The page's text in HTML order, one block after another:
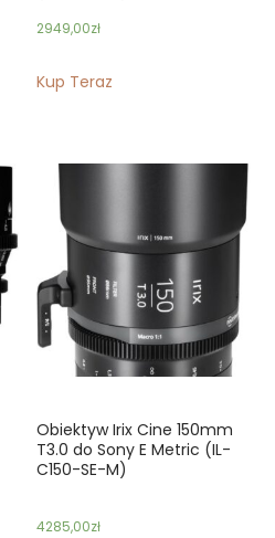
2949,00zł
Kup Teraz
Obiektyw Irix Cine 150mm
T3.0 do Sony E Metric (IL-
C150-SE-M)
4285,00zł